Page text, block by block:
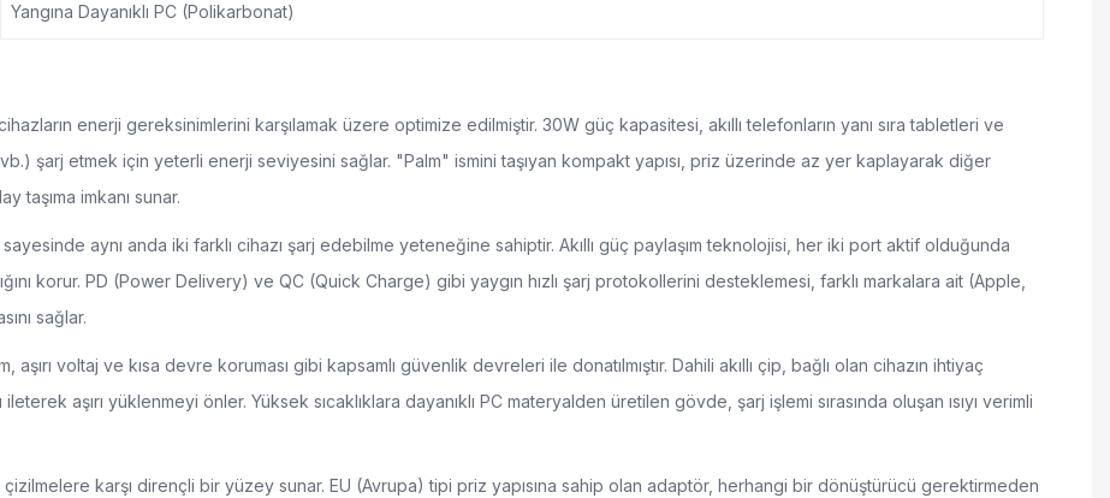
Yangına Dayanıklı PC (Polikarbonat)
enerji gereksinimlerini karşılamak üzere optimize edilmiştir. 30W güç kapasitesi, akıllı telefonların yanı sıra tabletleri ve
şarj etmek için yeterli enerji seviyesini sağlar. "Palm" ismini taşıyan kompakt yapısı, priz üzerinde az yer kaplayarak diğer
taşıma imkanı sunar.
aynı anda iki farklı cihazı şarj edebilme yeteneğine sahiptir. Akıllı güç paylaşım teknolojisi, her iki port aktif olduğunda
korur. PD (Power Delivery) ve QC (Quick Charge) gibi yaygın hızlı şarj protokollerini desteklemesi, farklı markalara ait (Apple,
sağlar.
aşırı voltaj ve kısa devre koruması gibi kapsamlı güvenlik devreleri ile donatılmıştır. Dahili akıllı çip, bağlı olan cihazın ihtiyaç
aşırı yüklenmeyi önler. Yüksek sıcaklıklara dayanıklı PC materyalden üretilen gövde, şarj işlemi sırasında oluşan ısıyı verimli
çizilmelere karşı dirençli bir yüzey sunar. EU (Avrupa) tipi priz yapısına sahip olan adaptör, herhangi bir dönüştürücü gerektirmeden